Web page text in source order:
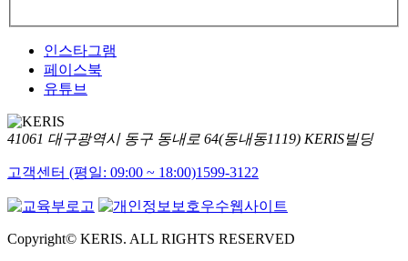
인스타그램
페이스북
유튜브
41061 대구광역시 동구 동내로 64(동내동1119) KERIS빌딩
고객센터 (평일: 09:00 ~ 18:00)1599-3122
Copyright© KERIS. ALL RIGHTS RESERVED